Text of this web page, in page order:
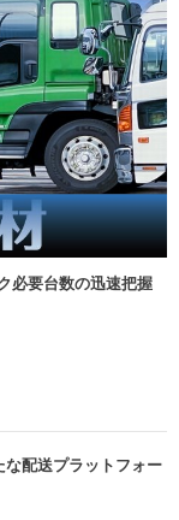
必要台数の迅速把握
配送プラットフォー